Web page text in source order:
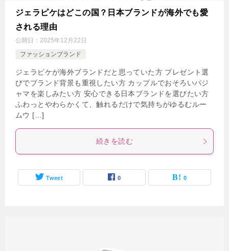
ジェラピケはどこの国？日本ブランドが海外でも愛
される理由
公開日： 2025年12月22日
ファッションブランド
ジェラピケが海外ブランドだと思っていた方 プレゼント選
びでブランド背景も重視したい方 カップルでおそろいパジ
ャマを楽しみたい方 安心できる日本ブランドを選びたい方
ふわっとやわらかくて、触れるだけで気持ちがゆるむルー
ムウ […]
続きを読む
Tweet 0 0